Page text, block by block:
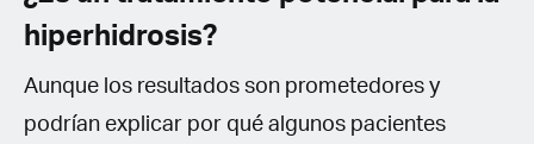
hiperhidrosis?
Aunque los resultados son prometedores y
podrían explicar por qué algunos pacientes